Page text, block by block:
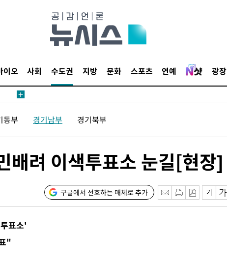
이오 사회 수도권 지방 문화 스포츠 연예 광장
후
동부 경기남부 경기북부
려 이색투표소 눈길[현장]
구글에서 선호하는 매체로 추가
표소'
"